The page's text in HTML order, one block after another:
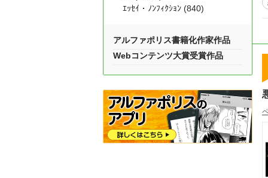
ｴｯｾｲ・ﾉﾝﾌｨｸｼｮﾝ (840)
アルファポリス書籍化作家作品
Webコンテンツ大賞受賞作品